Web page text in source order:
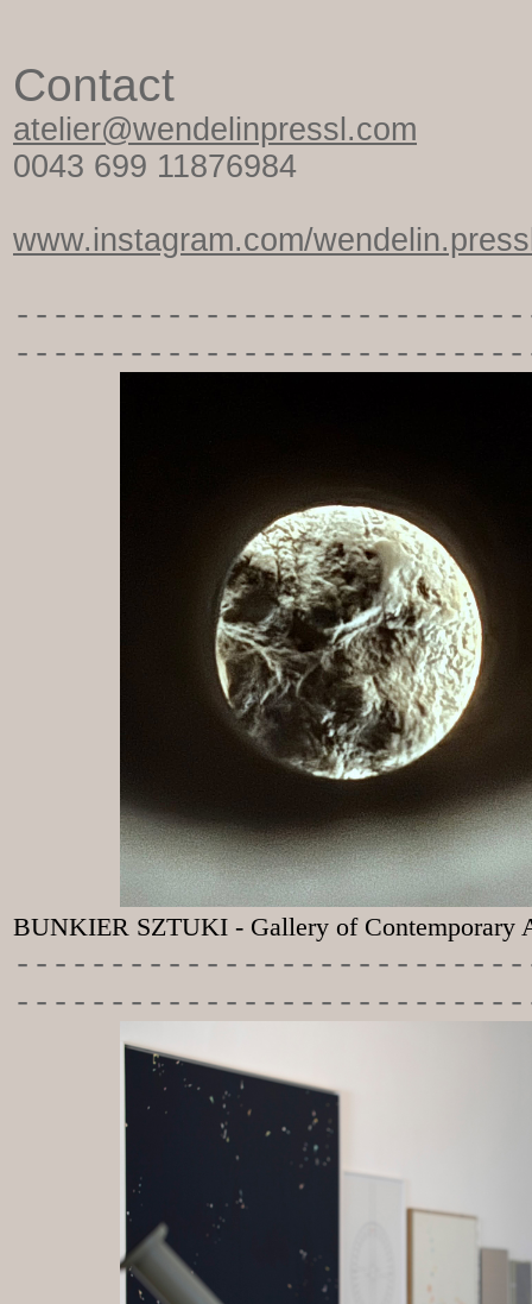
Contact
atelier@wendelinpressl.com
0043 699 11876984
www.instagram.com/
-----------
BUNKIER SZTUKI - Gallery of Contemporary
-----------